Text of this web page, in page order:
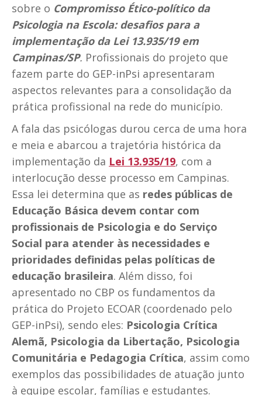
sobre o Compromisso Ético-político da
Psicologia na Escola: desafios para a
implementação da Lei 13.935/19 em
Campinas/SP. Profissionais do projeto que
fazem parte do GEP-inPsi apresentaram
aspectos relevantes para a consolidação da
prática profissional na rede do município.
A fala das psicólogas durou cerca de uma hora
e meia e abarcou a trajetória histórica da
implementação da Lei 13.935/19, com a
interlocução desse processo em Campinas.
Essa lei determina que as redes públicas de
Educação Básica devem contar com
profissionais de Psicologia e do Serviço
Social para atender às necessidades e
prioridades definidas pelas políticas de
educação brasileira. Além disso, foi
apresentado no CBP os fundamentos da
prática do Projeto ECOAR (coordenado pelo
GEP-inPsi), sendo eles: Psicologia Crítica
Alemã, Psicologia da Libertação, Psicologia
Comunitária e Pedagogia Crítica, assim como
exemplos das possibilidades de atuação junto
à equipe escolar, famílias e estudantes.